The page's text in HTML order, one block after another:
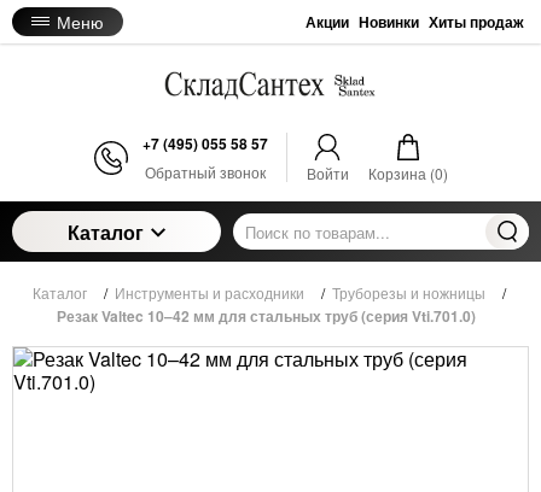
Меню Акции Новинки Хиты продаж
+7 (495) 055 58 57
Обратный звонок Войти Корзина (0)
Каталог
Каталог / Инструменты и расходники / Труборезы и ножницы /
Резак Valtec 10–42 мм для стальных труб (серия Vti.701.0)